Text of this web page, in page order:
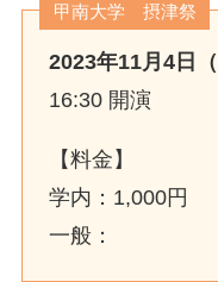
甲南大学 摂津祭
2023年11月4日（
16:30 開演
【料金】
学内：1,000円
一般：